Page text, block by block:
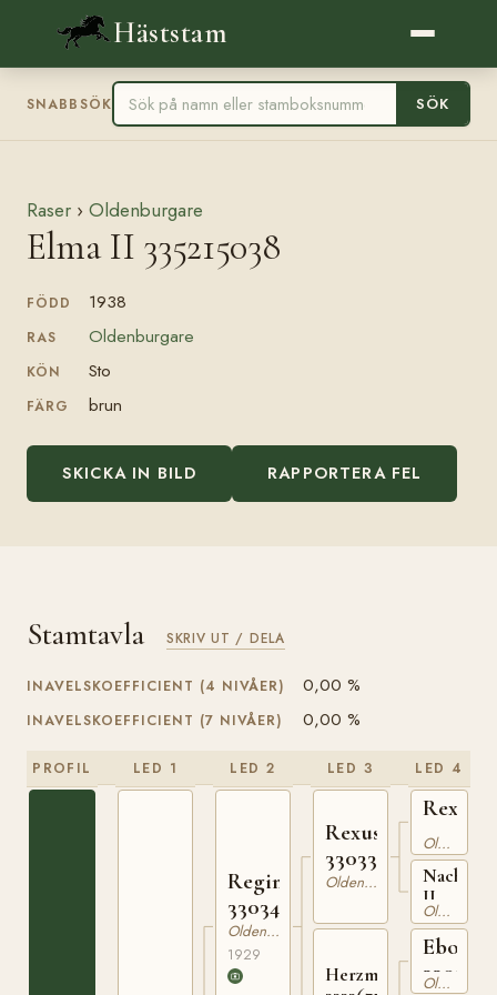
Häststam
SNABBSÖK SÖK
Raser › Oldenburgare
Elma II 335215038
FÖDD 1938
RAS Oldenburgare
KÖN Sto
FÄRG brun
SKICKA IN BILD RAPPORTERA FEL
Stamtavla SKRIV UT / DELA
INAVELSKOEFFICIENT (4 NIVÅER) 0,00 %
INAVELSKOEFFICIENT (7 NIVÅER) 0,00 %
PROFIL LED 1 LED 2
Reginus
330347629
Oldenburgare
1929
LED 3
Rexus
330339222
Oldenburgare
Herzmunde
LED 4
Rex
Oldenburgare
II
332473718
Oldenburgare
Eboli
Oldenburgare